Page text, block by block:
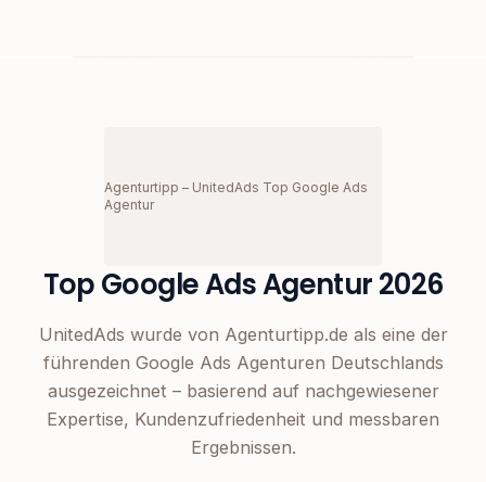
Agenturtipp – UnitedAds Top Google Ads
Agentur
Top Google Ads Agentur 2026
UnitedAds wurde von Agenturtipp.de als eine der
führenden Google Ads Agenturen Deutschlands
ausgezeichnet – basierend auf nachgewiesener
Expertise, Kundenzufriedenheit und messbaren
Ergebnissen.